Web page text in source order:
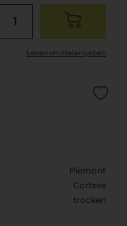
Lebensmittel­angaben
Piemont
Cortese
trocken